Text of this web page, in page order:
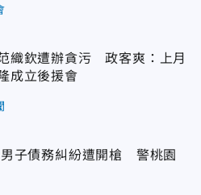
織欽遭辦貪污 政客爽：上月
成立後援會
子債務糾紛遭開槍 警桃園